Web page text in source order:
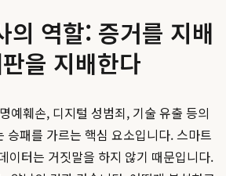
의 역할: 증거를 지배
을 지배한다
예훼손, 디지털 성범죄, 기술 유출 등의
승패를 가르는 핵심 요소입니다. 스마트
이터는 거짓말을 하지 않기 때문입니다.